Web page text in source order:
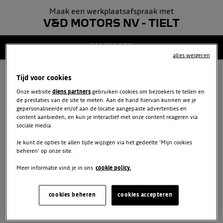
Maak een werkplaatsafspraak met
V&D MOTORS NV - TIELT
2/6 WAGEN
GEGEVENS
6 BEVESTIGING
VOER DE GEGEVENS VAN
JOUW WAGEN IN
Nummerplaat *
Tijd voor cookies
Onze websitediens partners gebruiken cookies om bezoekers te tellen en
de prestaties van de site te meten. Aan de hand hiervan kunnen we je
gepersonaliseerde en/of aan de locatie aangepaste advertenties en
content aanbieden, en kun je interactief met onze content reageren via
sociale media.
Je kunt de opties te allen tijde wijzigen via het gedeelte 'Mijn cookies
beheren' op onze site.
Meer informatie vind je in ons cookie policy.
cookies accepteren
cookies beheren
alles weigeren